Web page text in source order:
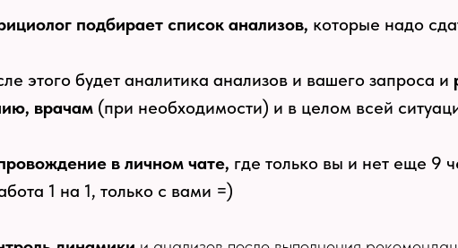
подбирает список анализов, которые надо
этого будет аналитика анализов и вашего запроса и
врачам (при необходимости) и в целом всей
в личном чате, где только вы и нет еще 9
1 на 1, только с вами =)